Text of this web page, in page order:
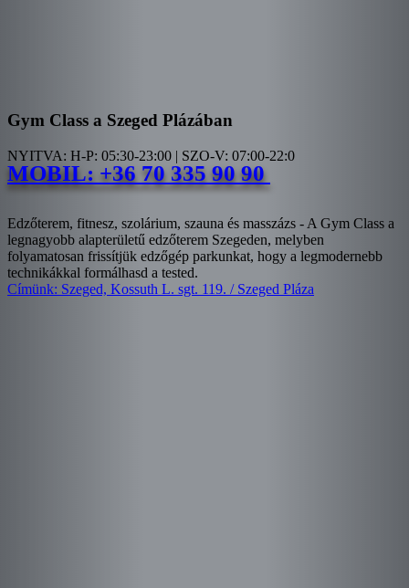
Gym Class a Szeged Plázában
NYITVA: H-P: 05:30-23:00 | SZO-V: 07:00-22:0
MOBIL: +36 70 335 90 90
Edzőterem, fitnesz, szolárium, szauna és masszázs - A Gym Class a
legnagyobb alapterületű edzőterem Szegeden, melyben
folyamatosan frissítjük edzőgép parkunkat, hogy a legmodernebb
technikákkal formálhasd a tested.
Címünk: Szeged, Kossuth L. sgt. 119. / Szeged Pláza